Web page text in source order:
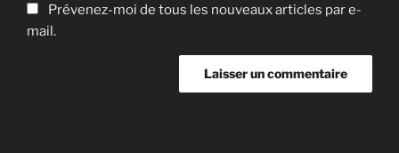
Prévenez-moi de tous les nouveaux articles par e-
mail.